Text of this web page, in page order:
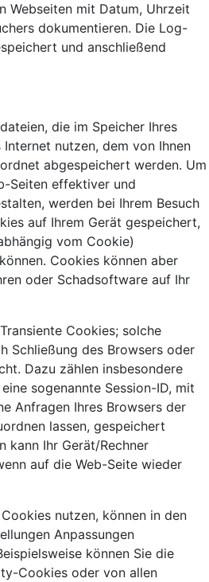
Webseiten mit Datum, Uhrzeit
dokumentieren. Die Log-
und anschließend
die im Speicher Ihres
nutzen, dem von Ihnen
abgespeichert werden. Um
Seiten effektiver und
werden bei Ihrem Besuch
auf Ihrem Gerät gespeichert,
vom Cookie)
Cookies können aber
oder Schadsoftware auf Ihr
Cookies; solche
Schließung des Browsers oder
Dazu zählen insbesondere
sogenannte Session-ID, mit
Anfragen Ihres Browsers der
lassen, gespeichert
kann Ihr Gerät/Rechner
auf die Web-Seite wieder
nutzen, können in den
Anpassungen
können Sie die
Cookies oder von allen